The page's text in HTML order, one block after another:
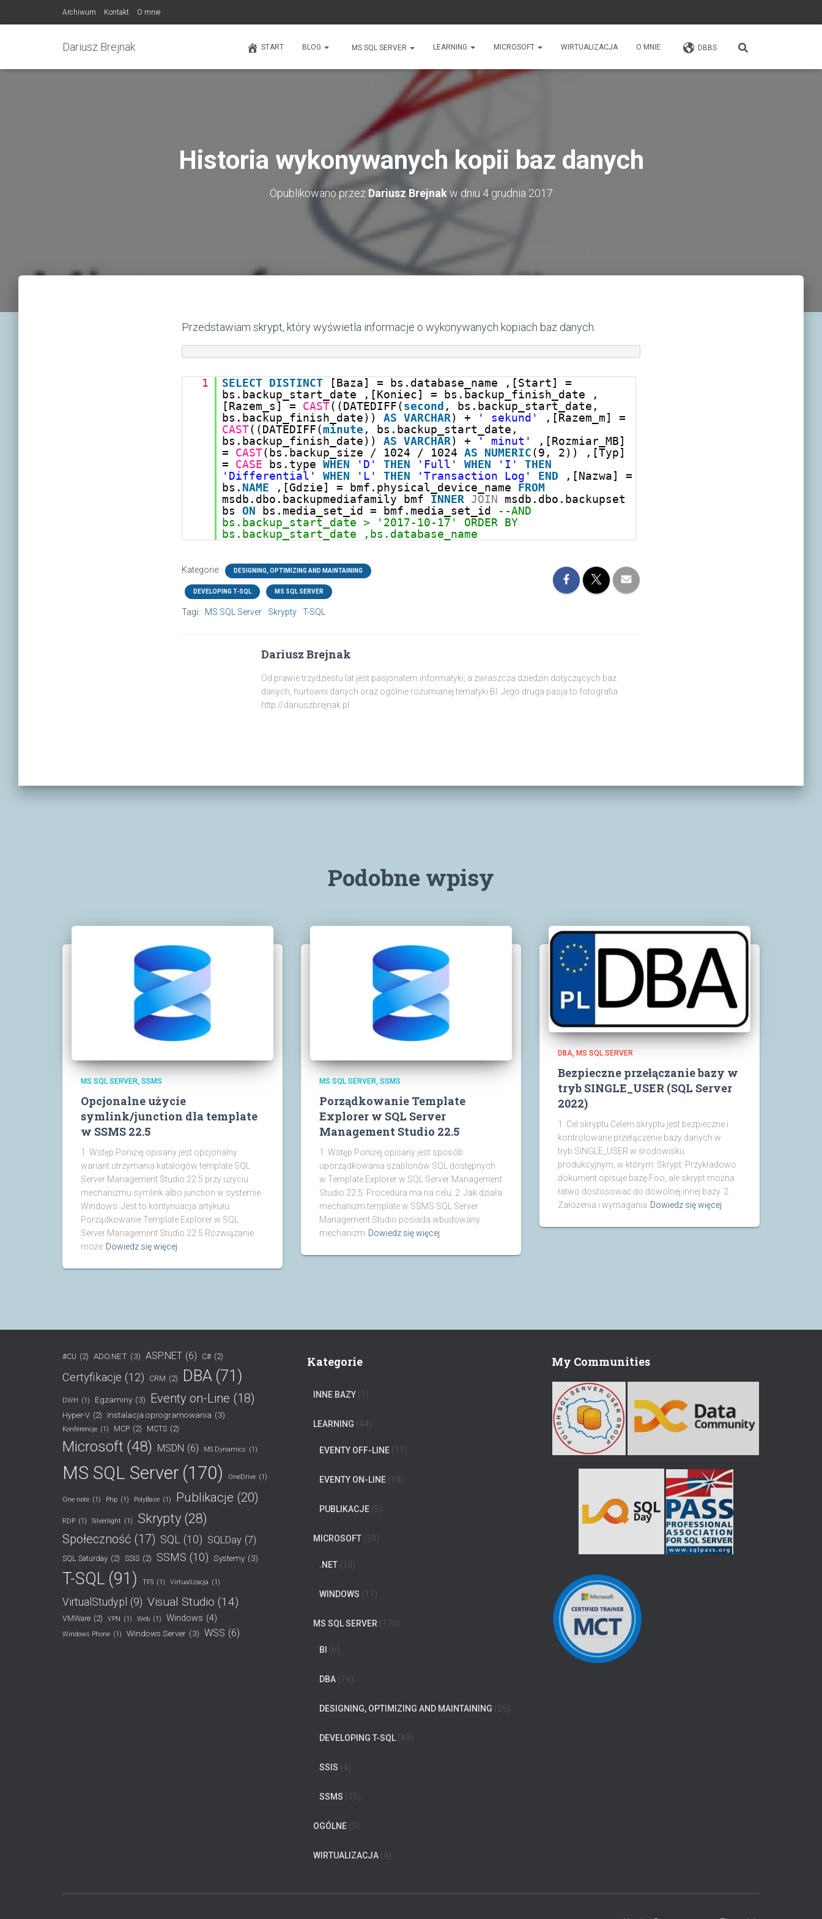
Archiwum Kontakt O mnie
Dariusz Brejnak START BLOG MS SQL SERVER LEARNING MICROSOFT WIRTUALIZACJA O MNIE DBBS
Historia wykonywanych kopii baz danych
Opublikowano przez Dariusz Brejnakw dniu 4 grudnia 2017
Przedstawiam skrypt, który wyświetla informacje o wykonywanych kopiach baz danych.
1 SELECT DISTINCT
[Baza] = bs.database_name ,[Start] =
bs.backup_start_date ,[Koniec] = bs.backup_finish_date ,
[Razem_s] = CAST((DATEDIFF(second , bs.backup_start_date,
bs.backup_finish_date)) AS VARCHAR) + ' sekund'
,[Razem_m] =
CAST((DATEDIFF(minute, bs.backup_start_date,
bs.backup_finish_date)) AS VARCHAR) + ' minut'
,[Rozmiar_MB]
= CAST(bs.backup_size / 1024 / 1024 AS NUMERIC(9, 2)) ,[Typ]
= CASE bs.type WHEN 'D' THEN 'Full' WHEN 'I'
THEN
'Differential'
WHEN 'L' THEN 'Transaction Log' END
,[Nazwa] =
bs. NAME ,[Gdzie] = bmf.physical_device_name FROM
msdb.dbo.backupmediafamily bmf INNER JOIN
msdb.dbo.backupset
bs ON bs.media_set_id = bmf.media_set_id
--AND
bs.backup_start_date > '2017-10-17' ORDER BY
bs.backup_start_date ,bs.database_name
Kategorie: DESIGNING, OPTIMIZING AND MAINTAINING
DEVELOPING T-SQL MS SQL SERVER
Tagi: MS SQL Server Skrypty T-SQL
Dariusz Brejnak
Od prawie trzydziestu lat jest pasjonatem informatyki, a zwłaszcza dziedzin dotyczących baz
danych, hurtowni danych oraz ogólnie rozumianej tematyki BI. Jego druga pasja to fotografia
http://dariuszbrejnak.pl
Podobne wpisy
MS SQL SERVER SSMS
Opcjonalne użycie
symlink/junction dla template
w SSMS 22.5
1. Wstęp Poniżej opisany jest opcjonalny
wariant utrzymania katalogów template SQL
Server Management Studio 22.5 przy użyciu
mechanizmu symlink albo junction w systemie
Windows. Jest to kontynuacja artykułu:
Porządkowanie Template Explorer w SQL
Server Management Studio 22.5 Rozwiązanie
może Dowiedz się więcej
MS SQL SERVER SSMS
Porządkowanie Template
Explorer w SQL Server
Management Studio 22.5
1. Wstęp Poniżej opisany jest sposób
uporządkowania szablonów SQL dostępnych
w Template Explorer w SQL Server Management
Studio 22.5. Procedura ma na celu: 2. Jak działa
mechanizm template w SSMS SQL Server
Management Studio posiada wbudowany
mechanizm Dowiedz się więcej
DBA MS SQL SERVER
Bezpieczne przełączanie bazy w
tryb SINGLE_USER (SQL Server
2022)
1. Cel skryptu Celem skryptu jest bezpieczne i
kontrolowane przełączenie bazy danych w
tryb SINGLE_USER w środowisku
produkcyjnym, w którym: Skrypt: Przykładowo
dokument opisuje bazę Foo, ale skrypt można
łatwo dostosować do dowolnej innej bazy. 2.
Założenia i wymagania Dowiedz się więcej
#CU (2) ADO.NET (3) ASP.NET (6) C# (2)
Certyfikacje (12) CRM (2) DBA (71)
DWH (1) Egzaminy (3) Eventy on-Line (18)
Hyper-V (2) Instalacja oprogramowania (3)
Konferencje (1) MCP (2) MCTS (2)
Microsoft (48) MSDN (6) MS Dynamics (1)
MS SQL Server (170) OneDrive (1)
One note (1) Php (1) PolyBase (1) Publikacje (20)
RDP (1) Silverlight (1) Skrypty (28)
Społeczność (17) SQL (10) SQLDay (7)
SQL Saturday (2) SSIS (2) SSMS (10) Systemy (3)
T-SQL (91) TFS (1) Virtualizacja (1)
VirtualStudy.pl (9) Visual Studio (14)
VMWare (2) VPN (1) Web (1) Windows (4)
Windows Phone (1) Windows Server (3) WSS (6)
Kategorie
INNE BAZY (1)
LEARNING (44)
EVENTY OFF-LINE (11)
EVENTY ON-LINE (19)
PUBLIKACJE (5)
MICROSOFT (33)
.NET (10)
WINDOWS (11)
MS SQL SERVER (170)
BI (6)
DBA (74)
DESIGNING, OPTIMIZING AND MAINTAINING (25)
DEVELOPING T-SQL (49)
SSIS (4)
SSMS (15)
OGÓLNE (5)
WIRTUALIZACJA (4)
My Communities